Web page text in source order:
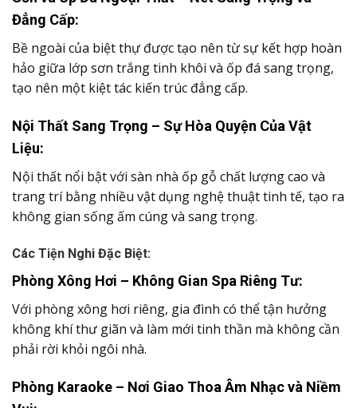
Liệu:
Nội thất nổi bật với sàn nhà ốp gỗ chất lượng cao và
trang trí bằng nhiều vật dụng nghệ thuật tinh tế, tạo ra
không gian sống ấm cúng và sang trọng.
Phòng Xông Hơi – Không Gian Spa Riêng Tư:
Với phòng xông hơi riêng, gia đình có thể tận hưởng
không khí thư giãn và làm mới tinh thần mà không cần
phải rời khỏi ngôi nhà.
Phòng Karaoke – Nơi Giao Thoa Âm Nhạc và Niềm
Phòng karaoke được thiết kế chuyên nghiệp, tạo điểm
nhấn giải trí riêng tư trong không gian thoải mái của
ngôi nhà.
Phòng Thờ và Ban Công – Sự Hòa Quyện Giữa Tâm
Linh và Thiên Nhiên: